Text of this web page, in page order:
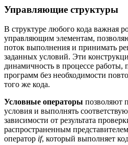
Управляющие структуры
В структуре любого кода важная
управляющим элементам,
поток выполнения и принимать
заданных условий. Эти
динамичность в процессе работы,
программ без необходимости
того же кода.
Условные операторы позволяют
условия и выполнять
зависимости от результата
распространенным
оператор if, который выполняет